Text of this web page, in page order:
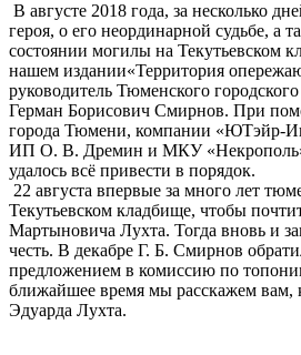
В августе 2018 года, за несколько
героя, о его неординарной судьбе, а
состоянии могилы на Текутьевском
нашем издании«Территория
руководитель Тюменского городского
Герман Борисович Смирнов. При
города Тюмени, компании «ЮТэйр-
ИП О. В. Дремин и МКУ
удалось всё привести в порядок.
22 августа впервые за много лет
Текутьевском кладбище, чтобы
Мартыновича Лухта. Тогда вновь и
честь. В декабре Г. Б. Смирнов
предложением в комиссию по
ближайшее время мы расскажем вам,
Эдуарда Лухта.